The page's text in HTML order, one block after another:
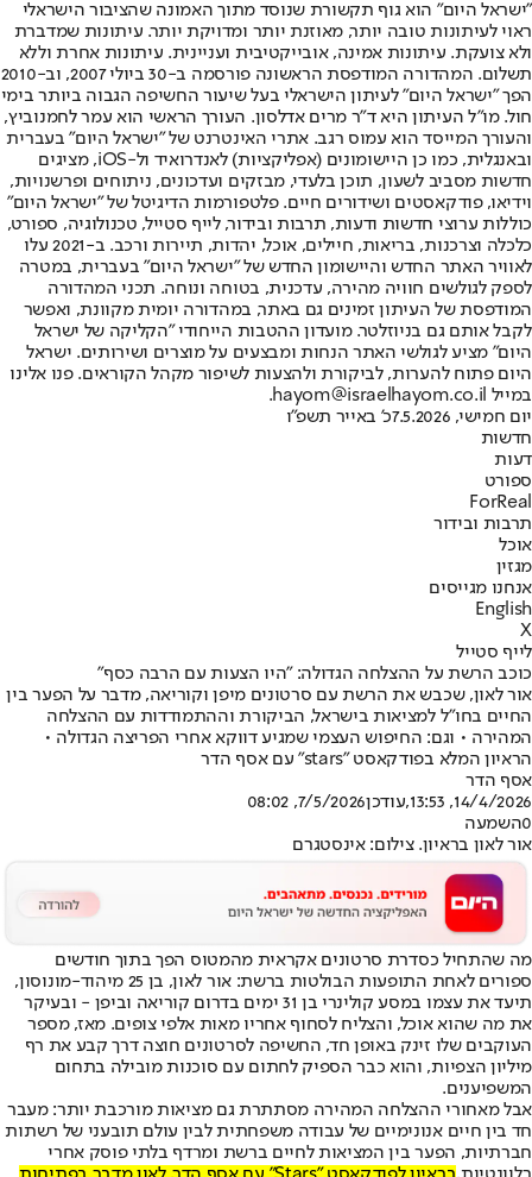
"ישראל היום" הוא גוף תקשורת שנוסד מתוך האמונה שהציבור הישראלי
ראוי לעיתונות טובה יותר, מאוזנת יותר ומדויקת יותר. עיתונות שמדברת
ולא צועקת. עיתונות אמינה, אובייקטיבית ועניינית. עיתונות אחרת וללא
תשלום. המהדורה המודפסת הראשונה פורסמה ב-30 ביולי 2007, וב-2010
הפך "ישראל היום" לעיתון הישראלי בעל שיעור החשיפה הגבוה ביותר בימי
חול. מו"ל העיתון היא ד"ר מרים אדלסון. העורך הראשי הוא עמר לחמנוביץ,
והעורך המייסד הוא עמוס רגב. אתרי האינטרנט של "ישראל היום" בעברית
ובאנגלית, כמו כן היישומונים (אפליקציות) לאנדרואיד ול-iOS, מציגים
חדשות מסביב לשעון, תוכן בלעדי, מבזקים ועדכונים, ניתוחים ופרשנויות,
וידיאו, פודקאסטים ושידורים חיים. פלטפורמות הדיגיטל של "ישראל היום"
כוללות ערוצי חדשות ודעות, תרבות ובידור, לייף סטייל, טכנולוגיה, ספורט,
כלכלה וצרכנות, בריאות, חיילים, אוכל, יהדות, תיירות ורכב. ב-2021 עלו
לאוויר האתר החדש והיישומון החדש של "ישראל היום" בעברית, במטרה
לספק לגולשים חוויה מהירה, עדכנית, בטוחה ונוחה. תכני המהדורה
המודפסת של העיתון זמינים גם באתר, במהדורה יומית מקוונת, ואפשר
לקבל אותם גם בניוזלטר. מועדון ההטבות הייחודי "הקליקה של ישראל
היום" מציע לגולשי האתר הנחות ומבצעים על מוצרים ושירותים. ישראל
היום פתוח להערות, לביקורת ולהצעות לשיפור מקהל הקוראים. פנו אלינו
במייל hayom@israelhayom.co.il.
יום חמישי, 7.5.2026
כ' באייר תשפ"ו
חדשות
דעות
ספורט
ForReal
תרבות ובידור
אוכל
מגזין
אנחנו מגייסים
English
X
לייף סטייל
כוכב הרשת על ההצלחה הגדולה: "היו הצעות עם הרבה כסף"
אור לאון, שכבש את הרשת עם סרטונים מיפן וקוריאה, מדבר על הפער בין
החיים בחו"ל למציאות בישראל, הביקורת וההתמודדות עם ההצלחה
המהירה • וגם: החיפוש העצמי שמגיע דווקא אחרי הפריצה הגדולה •
הראיון המלא בפודקאסט "stars" עם אסף הדר
אסף הדר
14/4/2026, 13:53
,עודכן7/5/2026, 08:02
0השמעה
אור לאון בראיון. צילום: אינסטגרם
מה שהתחיל כסדרת סרטונים אקראית מהמטוס הפך בתוך חודשים
ספורים לאחת התופעות הבולטות ברשת: אור לאון, בן 25 מיהוד-מונוסון,
תיעד את עצמו במסע קולינרי בן 31 ימים בדרום קוריאה וביפן - ובעיקר
את מה שהוא אוכל, והצליח לסחוף אחריו מאות אלפי צופים. מאז, מספר
העוקבים שלו זינק באופן חד, החשיפה לסרטונים חוצה דרך קבע את רף
מיליון הצפיות, והוא כבר הספיק לחתום עם סוכנות מובילה בתחום
המשפיענים.
אבל מאחורי ההצלחה המהירה מסתתרת גם מציאות מורכבת יותר: מעבר
חד בין חיים אנונימיים של עבודה משפחתית לבין עולם תובעני של רשתות
חברתיות, הפער בין המציאות לחיים ברשת ומרדף בלתי פוסק אחרי